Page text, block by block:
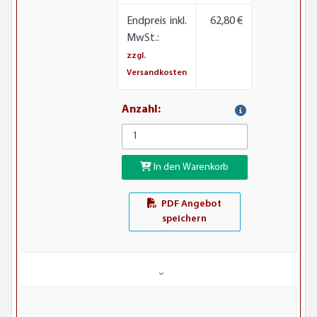
Endpreis inkl.
MwSt.:
zzgl.
Versandkosten
62,80 €
Anzahl:
In den Warenkorb
PDF Angebot
speichern